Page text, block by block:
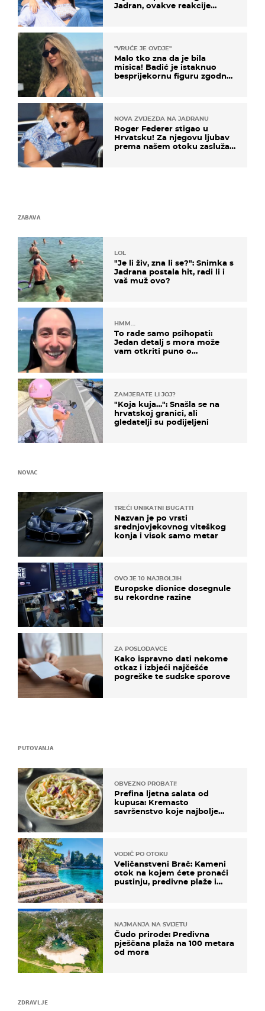
Jadran, ovakve reakcije
"VRUĆE JE OVDJE"
Malo tko zna da je bila
misica! Badić je istaknuo
besprijekornu figuru zgodne
NOVA ZVIJEZDA NA JADRANU
Roger Federer stigao u
Hrvatsku! Za njegovu ljubav
prema našem otoku zaslužan
ZDRAVLJE
ZABAVA
LOL
"Je li živ, zna li se?": Snimka s
Jadrana postala hit, radi li i
vaš muž ovo?
HMM…
To rade samo psihopati:
Jedan detalj s mora može
vam otkriti puno o
ZAMJERATE LI JOJ?
"Koja kuja…": Snašla se na
hrvatskoj granici, ali
gledatelji su podijeljeni
PUTOVANJA
OBVEZNO PROBATI!
Prefina ljetna salata od
kupusa: Kremasto
savršenstvo koje najbolje
VODIČ PO OTOKU
Veličanstveni Brač: Kameni
otok na kojem ćete pronaći
pustinju, predivne plaže i
NAJMANJA NA SVIJETU
Čudo prirode: Predivna
pješčana plaža na 100 metara
od mora
NOVAC
TREĆI UNIKATNI BUGATTI
Nazvan je po vrsti
srednjovjekovnog viteškog
konja i visok samo metar
OVO JE 10 NAJBOLJIH
Europske dionice dosegnule
su rekordne razine
ZA POSLODAVCE
Kako ispravno dati nekome
otkaz i izbjeći najčešće
pogreške te sudske sporove